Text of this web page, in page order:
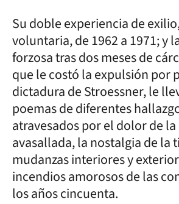
Su doble experiencia de
voluntaria, de 1962 a 1971; y
forzosa tras dos meses de
que le costó la expulsión por
dictadura de Stroessner, le
poemas de diferentes
atravesados por el dolor de
avasallada, la nostalgia de la
mudanzas interiores y
incendios amorosos de las
los años cincuenta.